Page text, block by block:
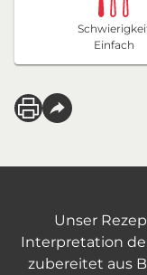
Einfach
Unser
Interpretation
zubereitet aus